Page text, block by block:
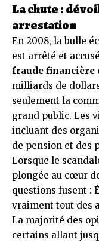
La chute :
arrestation
En 2008, la bulle
est arrêté et
fraude financière
milliards de
seulement la
grand public. Les
incluant des
de pension et des
Lorsque le
plongée au cœur
questions fusent :
vraiment tout des
La majorité des
certains allant